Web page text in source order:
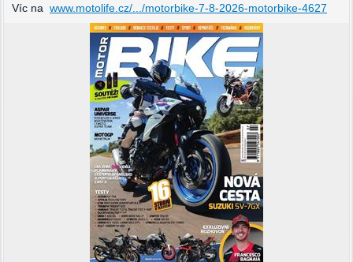
Víc na www.motolife.cz/.../motorbike-7-8-2026-motorbike-4627